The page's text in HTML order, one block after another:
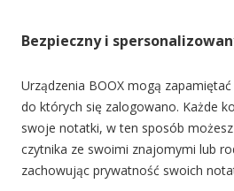
Bezpieczny i
Urządzenia BOOX mogą
do których się zalogowano. Każde
swoje notatki, w ten sposób
czytnika ze swoimi znajomymi lub
zachowując prywatność swoich